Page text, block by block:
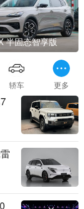
半固态智享版
轿车 更多